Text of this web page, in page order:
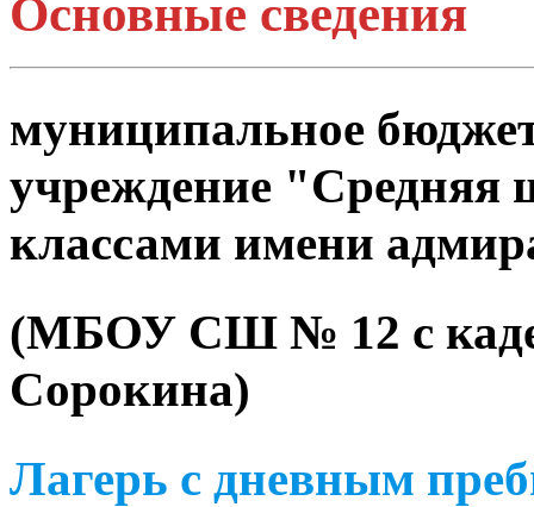
Основные сведения
муниципальное
учреждение "Средняя
классами имени
(МБОУ СШ № 12 с
Сорокина)
Лагерь с дневным